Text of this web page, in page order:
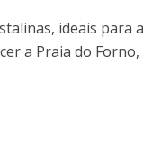
ideais para
a Praia do Forno,